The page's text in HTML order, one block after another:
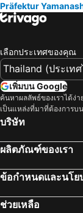
Kawaguchiko
Comfort Inn Kofu
Megu Fuji 2021
Tominoko Hotel
The Garden
Hotel New Century
Fujinomori Hotel
THE TOKI
Koya TRIBE - Vacation
International
สถานีกินซ่า
สถานีชินนากาว่า
Nozawa Onsen
Shiga - kogen
Okachimachi
Hida Takayama
Kawasaki Station
สถานีซากาเอะ
Präfektur
เลือกประเทศของคุณ
เพิ่มบน Google
ค้นหาผลลัพธ์ของเราได้ง่า
เป็นแหล่งที่มาที่ต้องการบ
บริษัท
ผลิตภัณฑ์ของเรา
ข้อกำหนดและนโย
ช่วยเหลือ